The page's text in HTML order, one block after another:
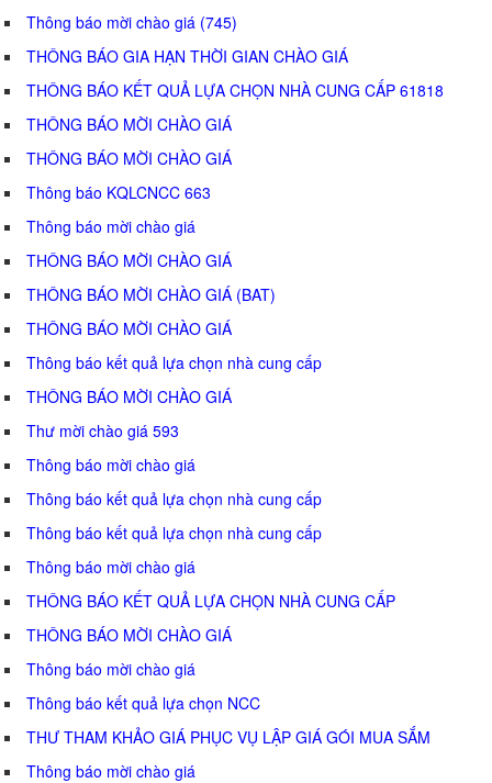
Thông báo mời chào giá (745)
THÔNG BÁO GIA HẠN THỜI GIAN CHÀO GIÁ
THÔNG BÁO KẾT QUẢ LỰA CHỌN NHÀ CUNG CẤP 61818
THÔNG BÁO MỜI CHÀO GIÁ
THÔNG BÁO MỜI CHÀO GIÁ
Thông báo KQLCNCC 663
Thông báo mời chào giá
THÔNG BÁO MỜI CHÀO GIÁ
THÔNG BÁO MỜI CHÀO GIÁ (BAT)
THÔNG BÁO MỜI CHÀO GIÁ
Thông báo kết quả lựa chọn nhà cung cấp
THÔNG BÁO MỜI CHÀO GIÁ
Thư mời chào giá 593
Thông báo mời chào giá
Thông báo kết quả lựa chọn nhà cung cấp
Thông báo kết quả lựa chọn nhà cung cấp
Thông báo mời chào giá
THÔNG BÁO KẾT QUẢ LỰA CHỌN NHÀ CUNG CẤP
THÔNG BÁO MỜI CHÀO GIÁ
Thông báo mời chào giá
Thông báo kết quả lựa chọn NCC
THƯ THAM KHẢO GIÁ PHỤC VỤ LẬP GIÁ GÓI MUA SẮM
Thông báo mời chào giá